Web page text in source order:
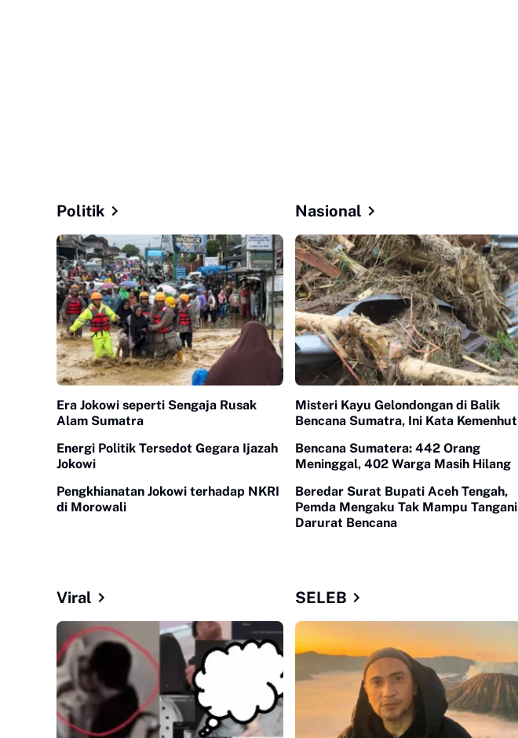
Politik
Era Jokowi seperti Sengaja Rusak
Alam Sumatra
Energi Politik Tersedot Gegara Ijazah
Jokowi
Pengkhianatan Jokowi terhadap NKRI
di Morowali
Nasional
Misteri Kayu Gelondongan di Balik
Bencana Sumatra, Ini Kata Kemenhut
Bencana Sumatera: 442 Orang
Meninggal, 402 Warga Masih Hilang
Beredar Surat Bupati Aceh Tengah,
Pemda Mengaku Tak Mampu Tangani
Darurat Bencana
Viral SELEB